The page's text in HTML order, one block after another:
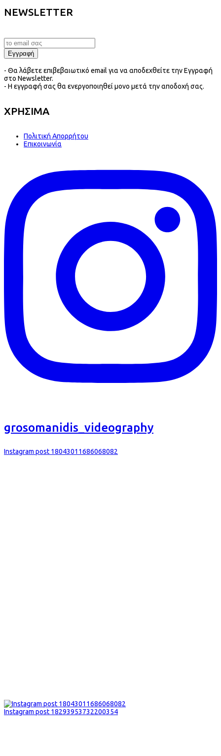
NEWSLETTER
- Θα λάβετε επιβεβαιωτικό email για να αποδεχθείτε την Εγγραφή
στο Newsletter.
- Η εγγραφή σας θα ενεργοποιηθεί μονο μετά την αποδοχή σας.
ΧΡΗΣΙΜΑ
Πολιτική Απορρήτου
Επικοινωνία
grosomanidis_videography
Instagram post 18043011686068082
Instagram post 18293953732200354